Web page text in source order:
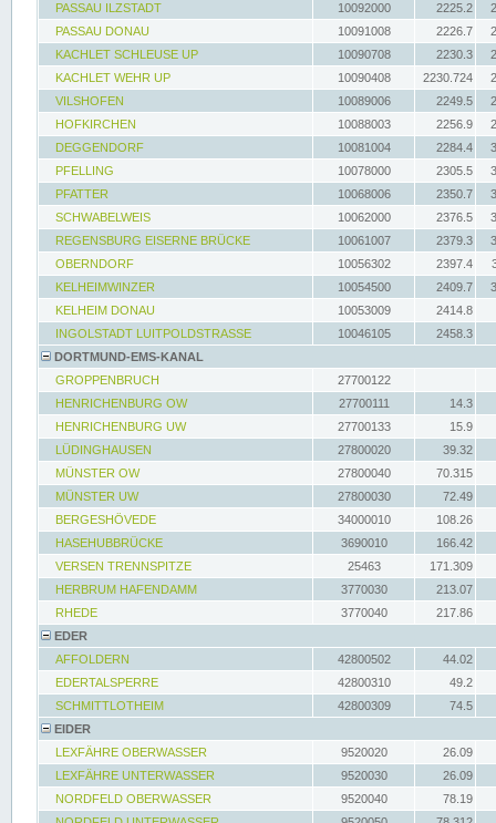
PASSAU ILZSTADT
10092000 2225.2
PASSAU DONAU
10091008 2226.7
KACHLET SCHLEUSE UP
10090708 2230.3
KACHLET WEHR UP
10090408 2230.724
VILSHOFEN
10089006 2249.5
HOFKIRCHEN
10088003 2256.9
DEGGENDORF
10081004 2284.4
PFELLING
10078000 2305.5
PFATTER
10068006 2350.7
SCHWABELWEIS
10062000 2376.5
REGENSBURG EISERNE BRÜCKE
10061007 2379.3
OBERNDORF
10056302 2397.4
KELHEIMWINZER
10054500 2409.7
KELHEIM DONAU
10053009
2414.8
INGOLSTADT LUITPOLDSTRASSE
10046105
2458.3
DORTMUND-EMS-KANAL
GROPPENBRUCH
27700122
HENRICHENBURG OW
27700111
14.3
HENRICHENBURG UW
27700133
15.9
LÜDINGHAUSEN
27800020
39.32
MÜNSTER OW
27800040
70.315
MÜNSTER UW
27800030
72.49
BERGESHÖVEDE
34000010
108.26
HASEHUBBRÜCKE
3690010
166.42
VERSEN TRENNSPITZE
25463
171.309
HERBRUM HAFENDAMM
3770030
213.07
RHEDE
3770040
217.86
EDER
AFFOLDERN
42800502
44.02
EDERTALSPERRE
42800310
49.2
SCHMITTLOTHEIM
42800309
74.5
EIDER
LEXFÄHRE OBERWASSER
9520020
26.09
LEXFÄHRE UNTERWASSER
9520030
26.09
NORDFELD OBERWASSER
9520040
78.19